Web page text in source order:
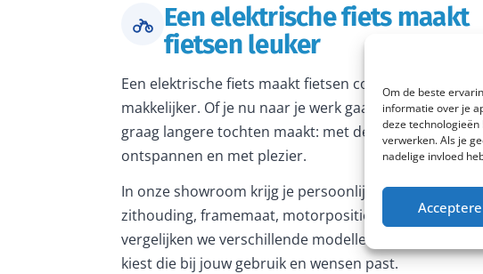
Om de beste
informatie over je
deze
verwerken. Als je
nadelige invloed
Een elektrische fiets maakt
fietsen leuker
Een elektrische fiets maakt fietsen comfortabeler en
makkelijker. Of je nu naar je werk gaat,
graag langere tochten maakt: met de juiste e-bike rijd
ontspannen en met plezier.
In onze showroom krijg je persoonlijk advies over
zithouding, framemaat, motorpositie en actieradius.
vergelijken we verschillende modellen, zodat je een e-
kiest die bij jouw gebruik en wensen past.